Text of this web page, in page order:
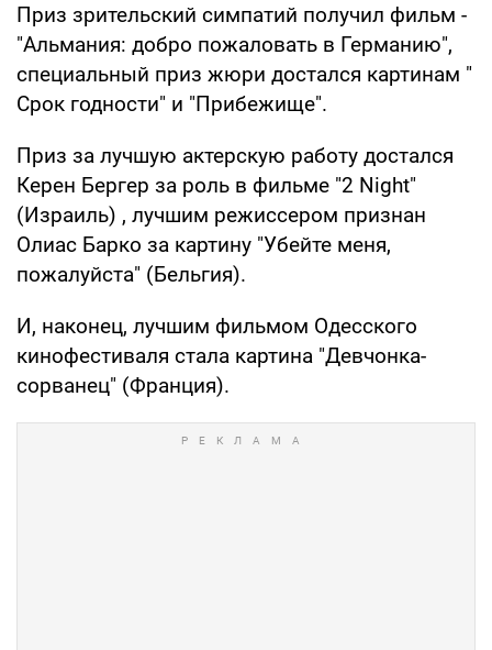
Приз зрительский симпатий получил фильм -
"Альмания: добро пожаловать в Германию",
специальный приз жюри достался картинам "
Срок годности" и "Прибежище".
Приз за лучшую актерскую работу достался
Керен Бергер за роль в фильме "2 Night"
(Израиль) , лучшим режиссером признан
Олиас Барко за картину "Убейте меня,
пожалуйста" (Бельгия).
И, наконец, лучшим фильмом Одесского
кинофестиваля стала картина "Девчонка-
сорванец" (Франция).